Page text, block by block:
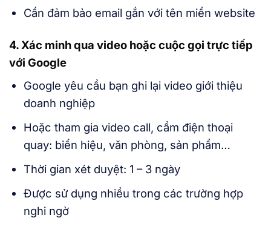
Cần đảm bảo email gắn với tên miền website
4. Xác minh qua video hoặc cuộc gọi trực tiếp
với Google
Google yêu cầu bạn ghi lại video giới thiệu
doanh nghiệp
Hoặc tham gia video call, cầm điện thoại
quay: biển hiệu, văn phòng, sản phẩm…
Thời gian xét duyệt: 1 – 3 ngày
Được sử dụng nhiều trong các trường hợp
nghi ngờ